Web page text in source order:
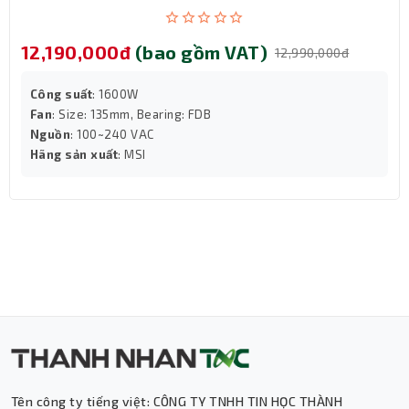
nghiệm tương lai
RTX 5060 EAGLE OC ICE 8G chính là khả năng xuất hình
12,190,000đ (bao gồm VAT) 12,990,000đ
Công suất: 1600W
Fan: Size: 135mm, Bearing: FDB
Nguồn: 100~240 VAC
Hãng sản xuất: MSI
Tên công ty tiếng việt: CÔNG TY TNHH TIN HỌC THÀNH